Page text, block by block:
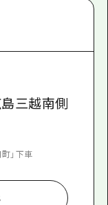
三越南側
」下車